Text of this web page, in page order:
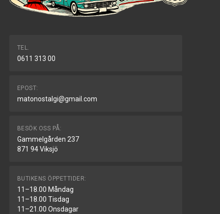
TEL.
0611 313 00
EPOST:
matonostalgi@gmail.com
BESÖK OSS PÅ:
Gammelgården 237
871 94 Viksjö
BUTIKENS ÖPPETTIDER:
11–18.00 Måndag
11–18.00 Tisdag
11–21.00 Onsdagar